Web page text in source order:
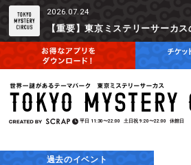
2026.07.24
平日 11:30〜22:00 土日祝 9:20〜22:00 休館日
過去のイベント